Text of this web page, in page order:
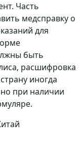
Часть
медсправку о
для
быть
расшифровка
иногда
при наличии